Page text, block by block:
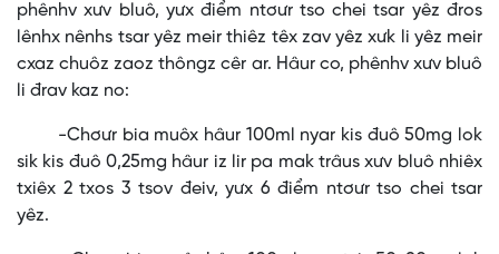
phênhv xưv bluô, yưx điểm ntơưr tso chei tsar yêz đros
lênhx nênhs tsar yêz meir thiêz têx zav yêz xưk li yêz meir
cxaz chuôz zaoz thôngz cêr ar. Hâur co, phênhv xưv bluô
li đrav kaz no:
-Chơưr bia muôx hâur 100ml nyar kis đuô 50mg lok
sik kis đuô 0,25mg hâur iz lir pa mak trâus xưv bluô nhiêx
txiêx 2 txos 3 tsov đeiv, yưx 6 điểm ntơưr tso chei tsar
yêz.